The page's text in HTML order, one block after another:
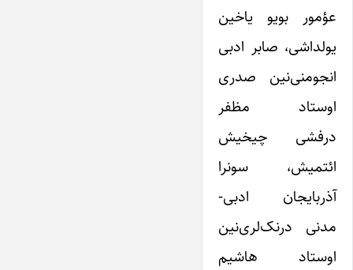
عؤمور بویو یاخین
یولداشی، صابر ادبی
انجومنی‌نین صدری
اوستاد مظفر
درفشی چیخیش
ائتمیش، سونرا
آذربایجان ادبی-
مدنی درنک‌لری‌نین
اوستاد هاشیم